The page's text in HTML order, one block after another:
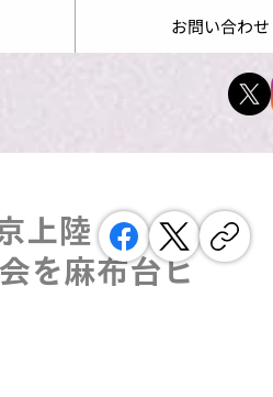
お問い合わせ
京上陸
を麻布台ヒ